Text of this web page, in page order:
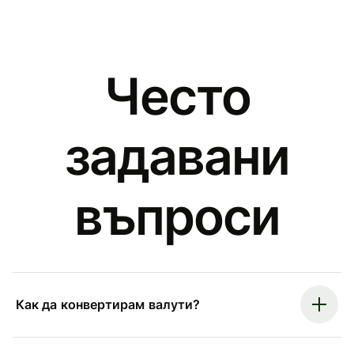
Често
задавани
въпроси
Как да конвертирам валути?